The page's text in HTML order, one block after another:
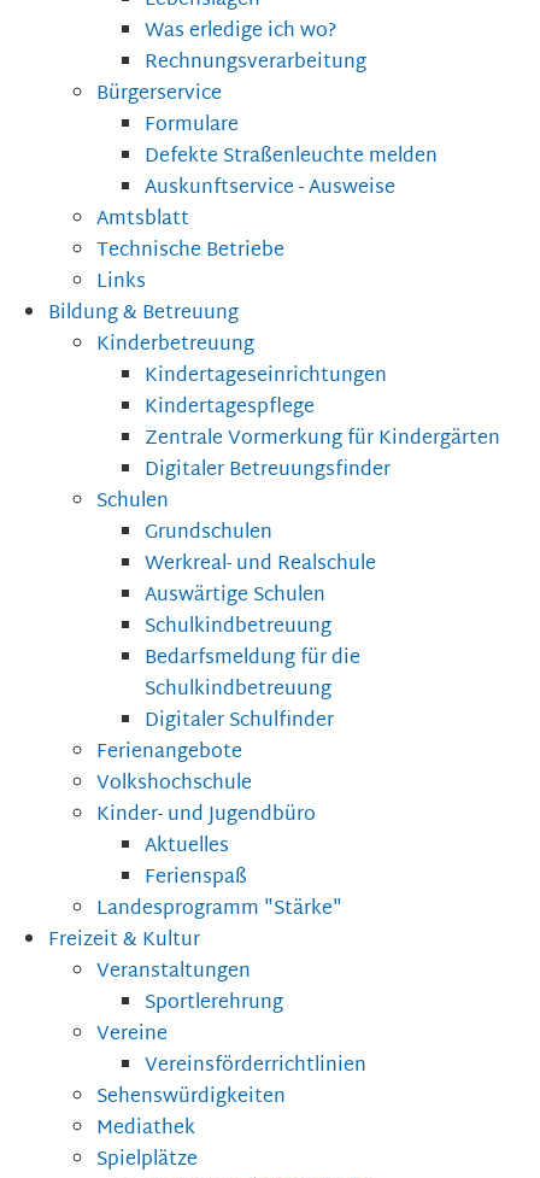
Was erledige ich wo?
Rechnungsverarbeitung
Bürgerservice
Formulare
Defekte Straßenleuchte melden
Auskunftservice - Ausweise
Amtsblatt
Technische Betriebe
Links
Bildung & Betreuung
Kinderbetreuung
Kindertageseinrichtungen
Kindertagespflege
Zentrale Vormerkung für Kindergärten
Digitaler Betreuungsfinder
Schulen
Grundschulen
Werkreal- und Realschule
Auswärtige Schulen
Schulkindbetreuung
Bedarfsmeldung für die
Schulkindbetreuung
Digitaler Schulfinder
Ferienangebote
Volkshochschule
Kinder- und Jugendbüro
Aktuelles
Ferienspaß
Landesprogramm "Stärke"
Freizeit & Kultur
Veranstaltungen
Sportlerehrung
Vereine
Vereinsförderrichtlinien
Sehenswürdigkeiten
Mediathek
Spielplätze